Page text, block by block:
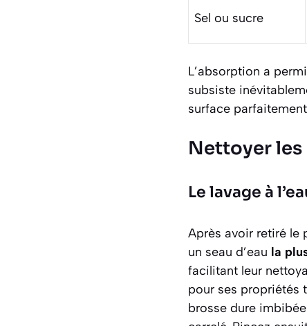
Sel ou sucre
L’absorption a
subsiste
surface
Nettoyer les
Le lavage à
Après avoir retiré le
un seau d’eau la
facilitant leur
pour ses propriétés
brosse dure